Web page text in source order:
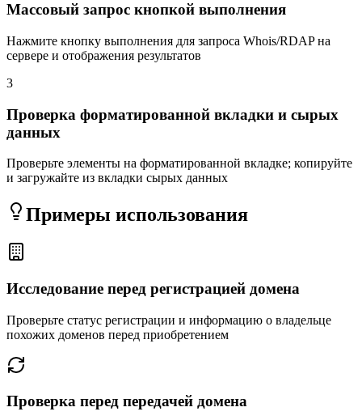
Массовый запрос кнопкой выполнения
Нажмите кнопку выполнения для запроса Whois/RDAP на
сервере и отображения результатов
3
Проверка форматированной вкладки и сырых
данных
Проверьте элементы на форматированной вкладке; копируйте
и загружайте из вкладки сырых данных
Примеры использования
Исследование перед регистрацией домена
Проверьте статус регистрации и информацию о владельце
похожих доменов перед приобретением
Проверка перед передачей домена